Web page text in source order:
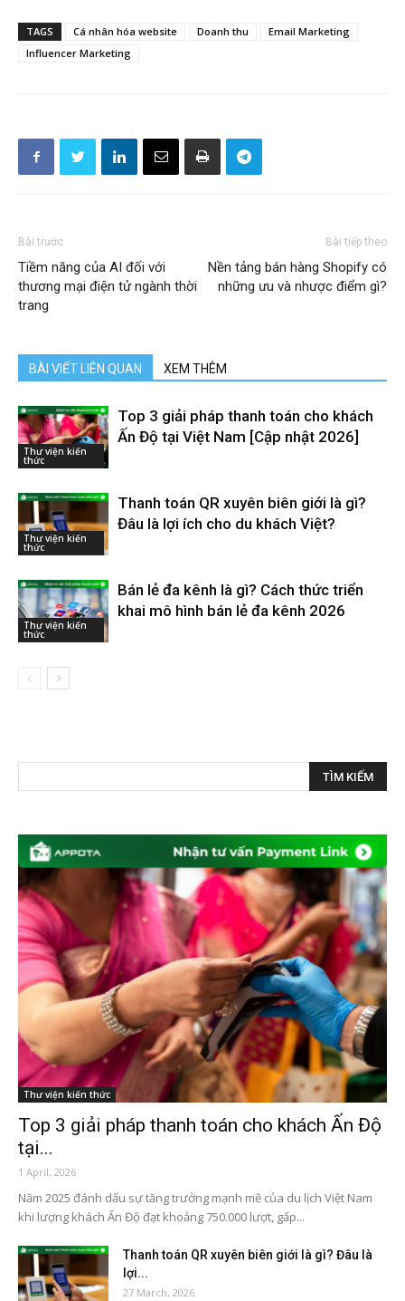
TAGS Cá nhân hóa website Doanh thu
Email Marketing
Influencer Marketing
Bài trước
Tiềm năng của AI đối với
thương mại điện tử ngành thời
trang
Bài tiếp theo
Nền tảng bán hàng Shopify có
những ưu và nhược điểm gì?
BÀI VIẾT LIÊN QUAN XEM THÊM
Thư viện kiến
thức
Top 3 giải pháp thanh toán cho khách
Ấn Độ tại Việt Nam [Cập nhật 2026]
Thư viện kiến
thức
Thanh toán QR xuyên biên giới là gì?
Đâu là lợi ích cho du khách Việt?
Thư viện kiến
thức
Bán lẻ đa kênh là gì? Cách thức triển
khai mô hình bán lẻ đa kênh 2026
Thư viện kiến thức
Top 3 giải pháp thanh toán cho khách Ấn Độ
tại...
1 April, 2026
Năm 2025 đánh dấu sự tăng trưởng mạnh mẽ của du lịch Việt Nam
khi lượng khách Ấn Độ đạt khoảng 750.000 lượt, gấp...
Thanh toán QR xuyên biên giới là gì? Đâu là
lợi...
27 March, 2026